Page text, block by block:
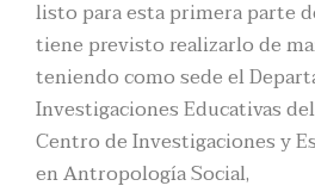
listo para esta primera parte
tiene previsto realizarlo de
teniendo como sede el
Investigaciones Educativas
Centro de Investigaciones y
en Antropología Social,